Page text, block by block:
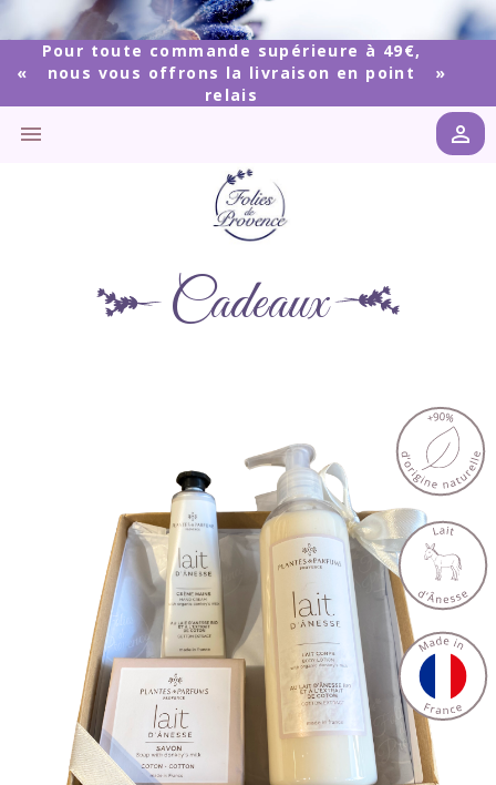
Pour toute commande supérieure à 49€,
nous vous offrons la livraison en point
relais
 
Cadeaux